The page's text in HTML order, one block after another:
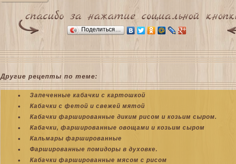
Поделиться…
Другие рецепты по теме:
Запеченные кабачки с картошкой
Кабачки с фетой и свежей мятой
Кабачки фаршированные диким рисом и козьим сыром.
Кабачки, фаршированные овощами и козьим сыром
Кальмары фаршированные
Фаршированные помидоры в духовке.
Кабачки фаршированные мясом с рисом